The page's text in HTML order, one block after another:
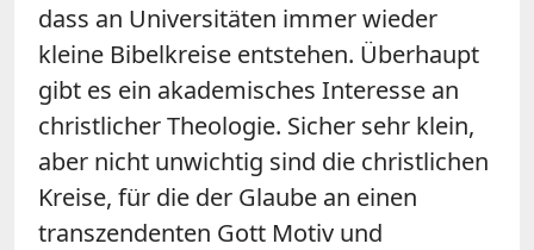
dass an Universitäten immer wieder
kleine Bibelkreise entstehen. Überhaupt
gibt es ein akademisches Interesse an
christlicher Theologie. Sicher sehr klein,
aber nicht unwichtig sind die christlichen
Kreise, für die der Glaube an einen
transzendenten Gott Motiv und